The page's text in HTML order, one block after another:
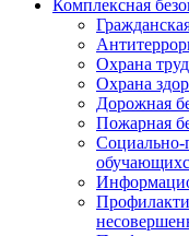
Комплексная
Охрана
Охрана
Дорожная
Пожарная
Социально-